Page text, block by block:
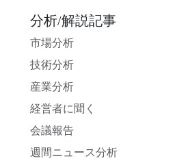
分析/解説記事
市場分析
技術分析
産業分析
経営者に聞く
会議報告
週間ニュース分析